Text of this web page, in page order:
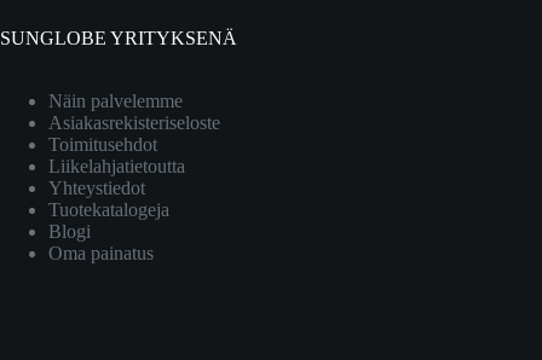
SUNGLOBE YRITYKSENÄ
Näin palvelemme
Asiakasrekisteriseloste
Toimitusehdot
Liikelahjatietoutta
Yhteystiedot
Tuotekatalogeja
Blogi
Oma painatus